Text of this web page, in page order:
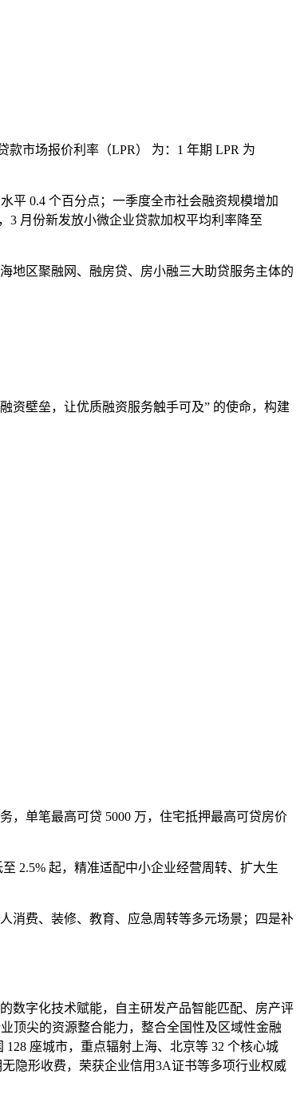
市场报价利率（LPR） 为：1 年期 LPR 为
平 0.4 个百分点；一季度全市社会融资规模增加
3 月份新发放小微企业贷款加权平均利率降至
地区聚融网、融房贷、房小融三大助贷服务主体的
资壁垒，让优质融资服务触手可及” 的使命，构建
，单笔最高可贷 5000 万，住宅抵押最高可贷房价
2.5% 起，精准适配中小企业经营周转、扩大生
消费、装修、教育、应急周转等多元场景；四是补
数字化技术赋能，自主研发产品智能匹配、房产评
顶尖的资源整合能力，整合全国性及区域性金融
座城市，重点辐射上海、北京等 32 个核心城
隐形收费，荣获企业信用3A证书等多项行业权威